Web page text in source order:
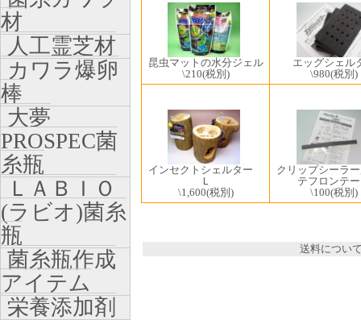
昆虫マットの水分ジェル
\210(税別)
エッグシェル
\980(税別)
インセクトシェルター
Ｌ
\1,600(税別)
クリップシーラ
テフロンテ
\100(税別)
送料につい
材
人工霊芝材
カワラ爆卵
棒
大夢
PROSPEC菌
糸瓶
ＬＡＢＩＯ
(ラビオ)菌糸
瓶
菌糸瓶作成
アイテム
栄養添加剤